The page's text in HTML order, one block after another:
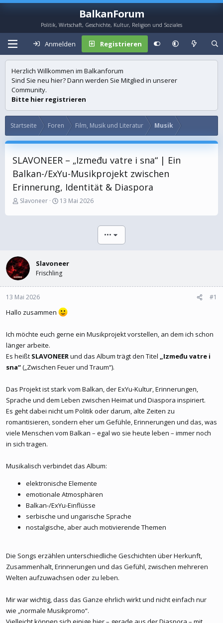
BalkanForum
Politik, Wirtschaft, Geschichte, Kultur, Religion und Soziales
Anmelden Registrieren
Herzlich Willkommen im Balkanforum
Sind Sie neu hier? Dann werden Sie Mitglied in unserer
Community.
Bitte hier registrieren
Startseite Foren Film, Musik und Literatur Musik
SLAVONEER – „Između vatre i sna“ | Ein
Balkan-/ExYu-Musikprojekt zwischen
Erinnerung, Identität & Diaspora
E
s
e
r
Slavoneer
E
s
t
a
13 Mai 2026
•••
Slavoneer
Frischling
13 Mai 2026 #1
Hallo zusammen
Ich möchte euch gerne ein Musikprojekt vorstellen, an dem ich schon
länger arbeite.
Es heißt SLAVONEERund das Album trägt den Titel „Između vatre i
sna“(„Zwischen Feuer und Traum“).
Das Projekt ist stark vom Balkan, der ExYu-Kultur, Erinnerungen,
Sprache und dem Leben zwischen Heimat und Diaspora inspiriert.
Es geht dabei nicht um Politik oder darum, alte Zeiten zu
romantisieren, sondern eher um Gefühle, Erinnerungen und das, was
viele Menschen vom Balkan – egal wo sie heute leben – immer noch
in sich tragen.
Musikalisch verbindet das Album:
elektronische Elemente
emotionale Atmosphären
Balkan-/ExYu-Einflüsse
serbische und ungarische Sprache
nostalgische, aber auch motivierende Themen
Die Songs erzählen unterschiedliche Geschichten über Herkunft,
Zusammenhalt, Erinnerungen und das Gefühl, zwischen mehreren
Welten aufzuwachsen oder zu leben.
Mir war wichtig, dass das Ganze ehrlich wirkt und nicht einfach nur
wie „normale Musikpromo“.